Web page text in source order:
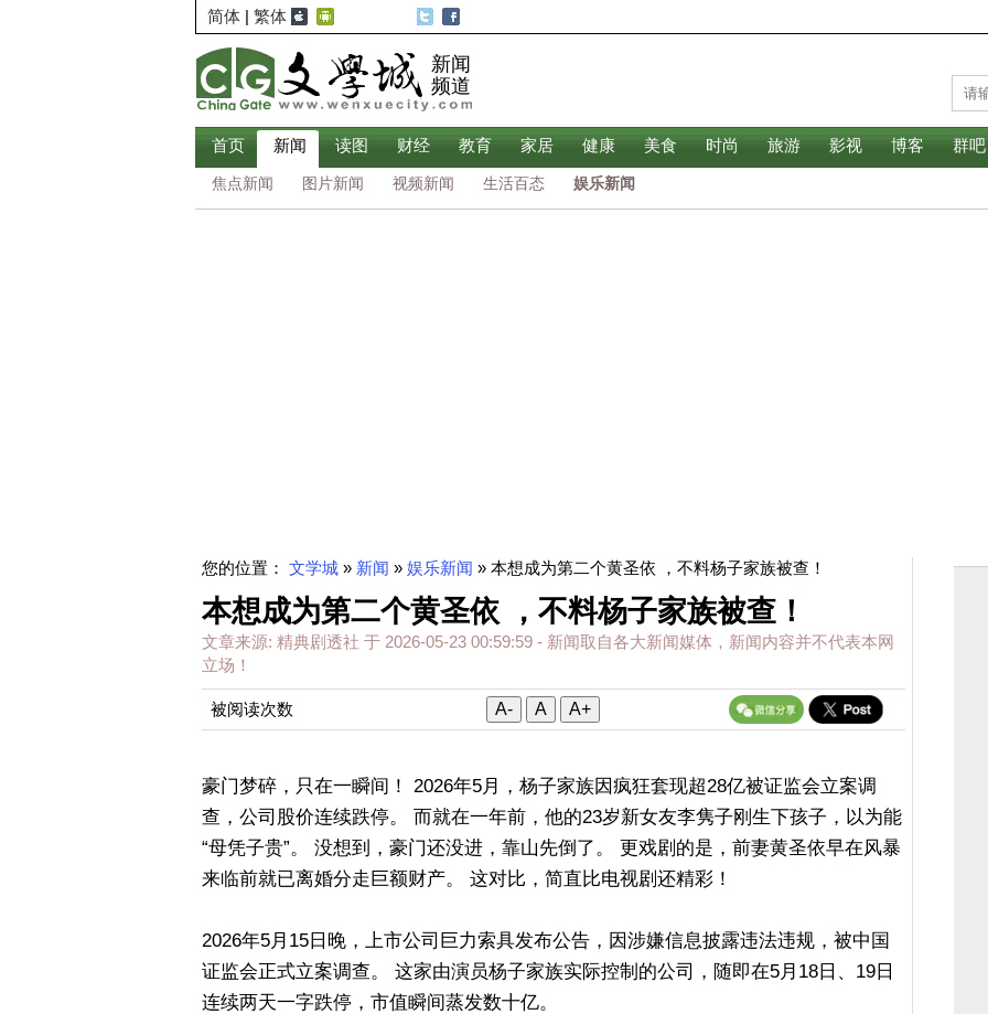
简体 | 繁体
新闻
频道
首页 新闻 读图 财经 教育 家居 健康 美食 时尚 旅游 影视 博客 群吧
焦点新闻 图片新闻 视频新闻 生活百态 娱乐新闻
您的位置： 文学城 » 新闻 » 娱乐新闻 » 本想成为第二个黄圣依 ，不料杨子家族被查！
本想成为第二个黄圣依 ，不料杨子家族被查！
文章来源: 精典剧透社 于 2026-05-23 00:59:59 - 新闻取自各大新闻媒体，新闻内容并不代表本网
立场！
被阅读次数 A- A A+
豪门梦碎，只在一瞬间！ 2026年5月，杨子家族因疯狂套现超28亿被证监会立案调
查，公司股价连续跌停。 而就在一年前，他的23岁新女友李隽子刚生下孩子，以为能
“母凭子贵”。 没想到，豪门还没进，靠山先倒了。 更戏剧的是，前妻黄圣依早在风暴
来临前就已离婚分走巨额财产。 这对比，简直比电视剧还精彩！
2026年5月15日晚，上市公司巨力索具发布公告，因涉嫌信息披露违法违规，被中国
证监会正式立案调查。 这家由演员杨子家族实际控制的公司，随即在5月18日、19日
连续两天一字跌停，市值瞬间蒸发数十亿。